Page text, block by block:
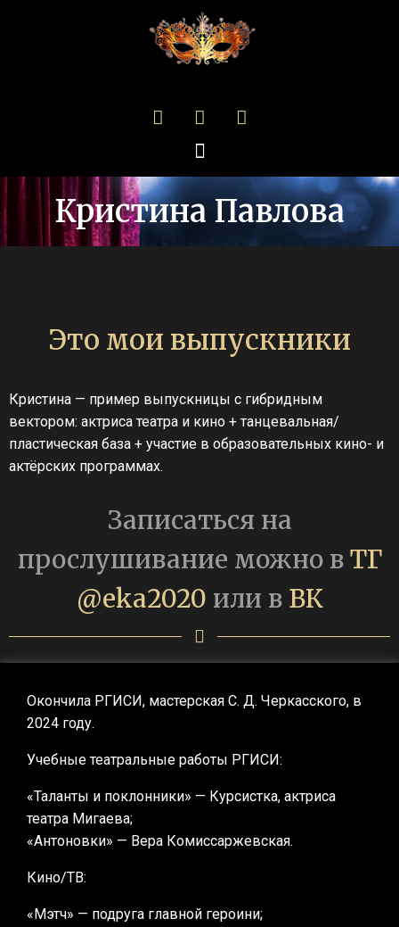
Кристина Павлова
Это мои выпускники
Кристина — пример выпускницы с гибридным
вектором: актриса театра и кино + танцевальная/
пластическая база + участие в образовательных кино- и
актёрских программах.
Записаться на
прослушивание можно вТГ
@eka2020 или в ВК
Окончила РГИСИ, мастерская С. Д. Черкасского, в
2024 году.
Учебные театральные работы РГИСИ:
«Таланты и поклонники» — Курсистка, актриса
театра Мигаева;
«Антоновки» — Вера Комиссаржевская.
Кино/ТВ:
«Мэтч» — подруга главной героини;